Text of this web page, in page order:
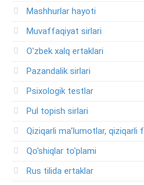
Mashhurlar hayoti
Muvaffaqiyat sirlari
O'zbek xalq ertaklari
Pazandalik sirlari
Psixologik testlar
Pul topish sirlari
Qiziqarli ma’lumotlar, qiziqarli
Qo'shiqlar to'plami
Rus tilida ertaklar